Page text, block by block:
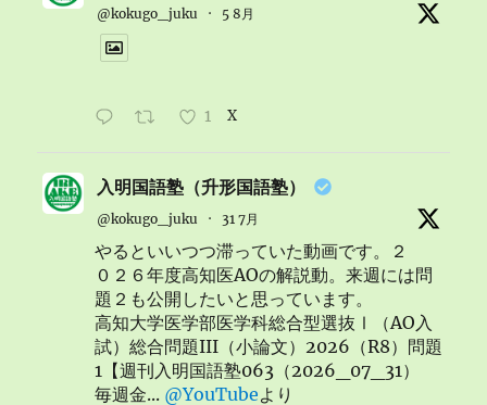
@kokugo_juku · 5 8月
1 X
入明国語塾（升形国語塾）
@kokugo_juku · 31 7月
やるといいつつ滞っていた動画です。２
０２６年度高知医AOの解説動。来週には問
題２も公開したいと思っています。
高知大学医学部医学科総合型選抜Ⅰ（AO入
試）総合問題III（小論文）2026（R8）問題
1【週刊入明国語塾063（2026_07_31）
毎週金... @YouTubeより